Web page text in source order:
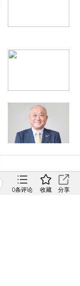
0条评论 收藏 分享